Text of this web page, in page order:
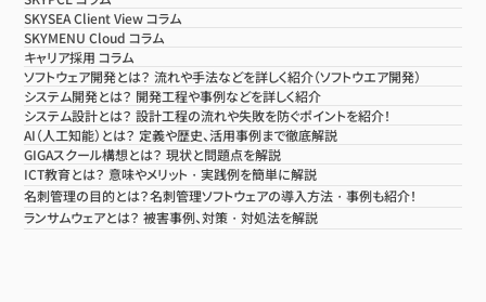
SKYSEA Client View コラム
SKYMENU Cloud コラム
キャリア採用 コラム
ソフトウェア開発とは？ 流れや手法などを詳しく紹介（ソフトウエア開発）
システム開発とは？ 開発工程や事例などを詳しく紹介
システム設計とは？ 設計工程の流れや失敗を防ぐポイントを紹介！
AI（人工知能）とは？ 定義や歴史、活用事例まで徹底解説
GIGAスクール構想とは？ 現状と問題点を解説
ICT教育とは？ 意味やメリット・実践例を簡単に解説
名刺管理の目的とは？名刺管理ソフトウェアの導入方法・事例も紹介！
ランサムウェアとは？ 被害事例、対策・対処法を解説